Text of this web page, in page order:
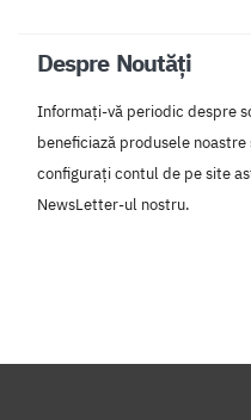
Despre Noutăți
Informați-vă periodic despre
beneficiază produsele
configurați contul de pe site
NewsLetter-ul nostru.